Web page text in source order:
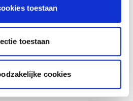
toestaan
toestaan
cookies